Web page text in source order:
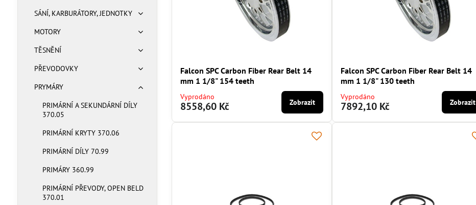
Falcon SPC Carbon Fiber Rear Belt 14
mm 1 1/8" 154 teeth
Vyprodáno
8558,60 Kč Zobrazit
Falcon SPC Carbon Fiber Rear Belt 14
mm 1 1/8" 130 teeth
Vyprodáno
7892,10 Kč Zobrazit
SÁNÍ, KARBURÁTORY, JEDNOTKY
MOTORY
TĚSNĚNÍ
PŘEVODOVKY
PRYMÁRY
PRIMÁRNÍ A SEKUNDÁRNÍ DÍLY
370.05
PRIMÁRNÍ KRYTY 370.06
PRIMÁRNÍ DÍLY 70.99
PRIMÁRY 360.99
PRIMÁRNÍ PŘEVODY, OPEN BELD
370.01